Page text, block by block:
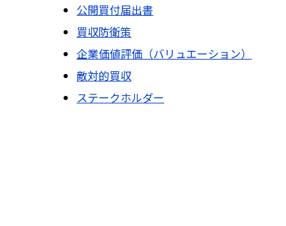
公開買付届出書
買収防衛策
企業価値評価（バリュエーション）
敵対的買収
ステークホルダー